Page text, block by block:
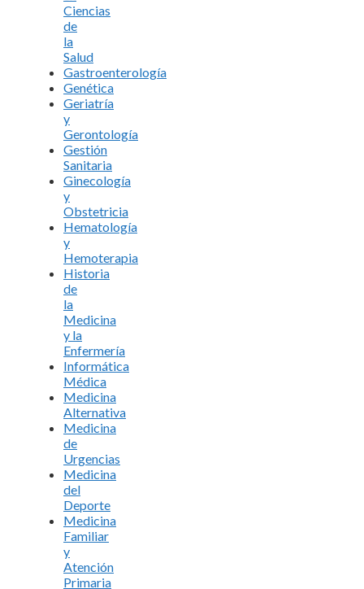
Ciencias
de
la
Salud
Gastroenterología
Genética
Geriatría
y
Gerontología
Gestión
Sanitaria
Ginecología
y
Obstetricia
Hematología
y
Hemoterapia
Historia
de
la
Medicina
y la
Enfermería
Informática
Médica
Medicina
Alternativa
Medicina
de
Urgencias
Medicina
del
Deporte
Medicina
Familiar
y
Atención
Primaria